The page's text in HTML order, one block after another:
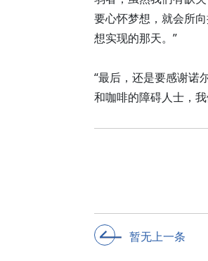
要心怀梦想，就会所
想实现的那天。”
“最后，还是要感谢诺
和咖啡的障碍人士，
暂无上一条